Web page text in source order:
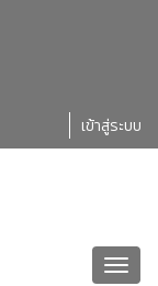
เข้าสู่ระบบ